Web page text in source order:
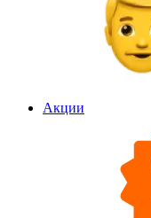
Акции